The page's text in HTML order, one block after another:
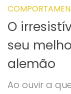
O
seu
alemão
Ao ouvir a